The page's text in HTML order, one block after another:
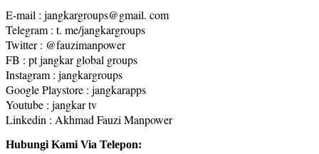
E-mail : jangkargroups@gmail. com
Telegram : t. me/jangkargroups
Twitter : @fauzimanpower
FB : pt jangkar global groups
Instagram : jangkargroups
Google Playstore : jangkarapps
Youtube : jangkar tv
Linkedin : Akhmad Fauzi Manpower
Hubungi Kami Via Telepon: